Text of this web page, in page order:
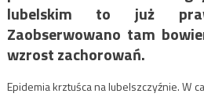
lubelskim to już
Zaobserwowano tam
wzrost zachorowań.
Epidemia krztuśca na lubelszczyźnie. W